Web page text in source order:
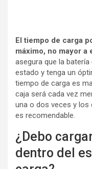
El tiempo de carga
máximo, no mayor a
asegura que la
estado y tenga un
tiempo de carga es
caja será cada vez
una o dos veces y los
es recomendable.
¿Debo
dentro del